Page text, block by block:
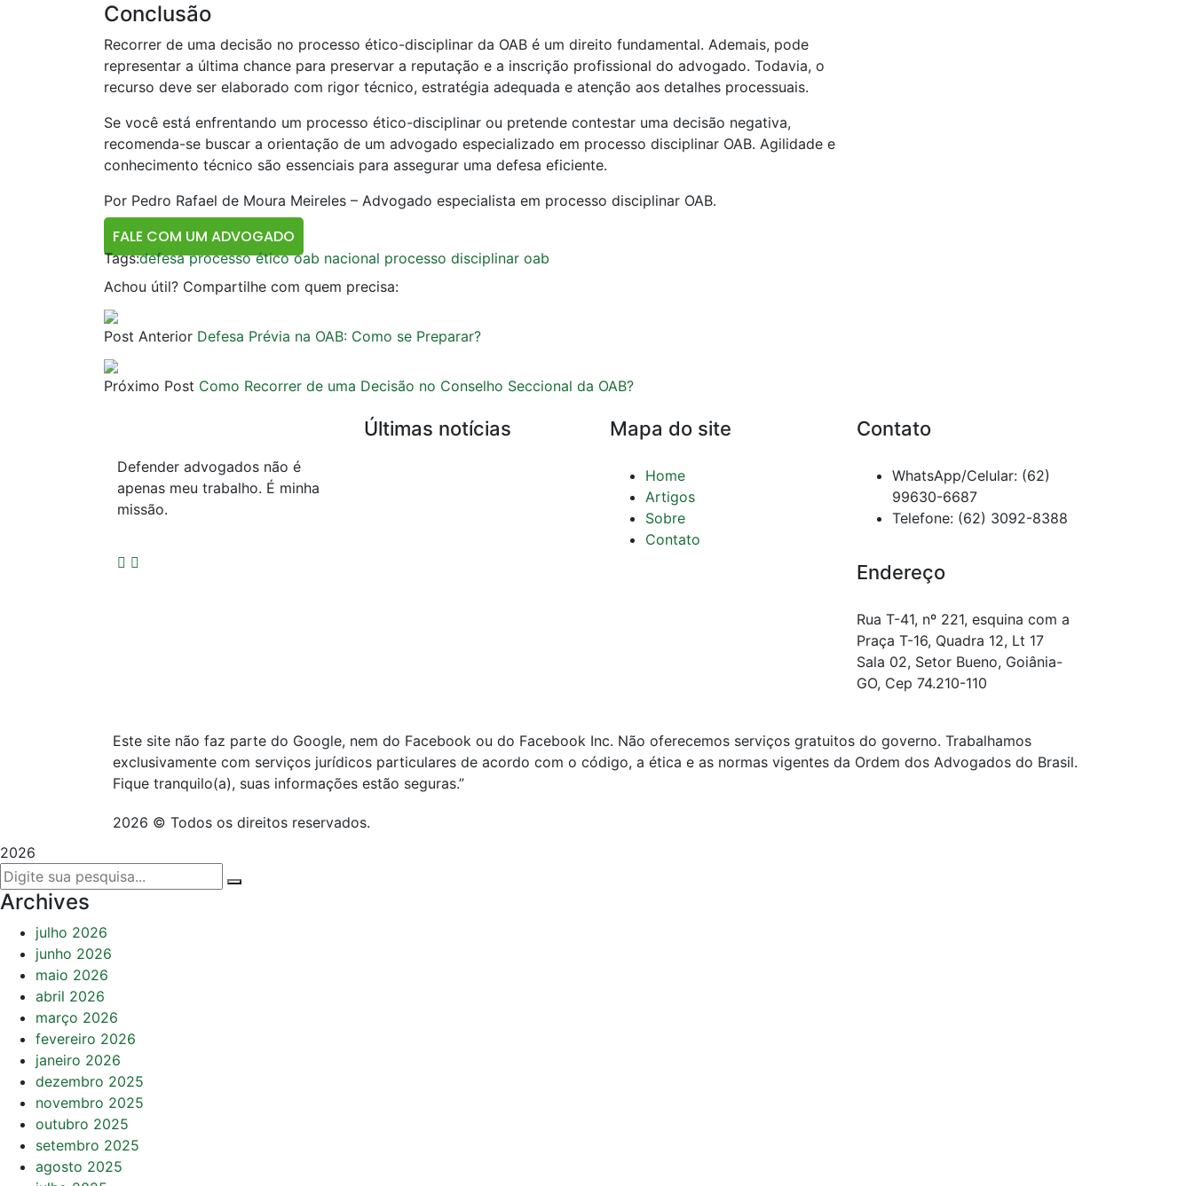
Conclusão
Recorrer de uma decisão no processo ético-disciplinar da OAB é um direito fundamental. Ademais, pode
representar a última chance para preservar a reputação e a inscrição profissional do advogado. Todavia, o
recurso deve ser elaborado com rigor técnico, estratégia adequada e atenção aos detalhes processuais.
Se você está enfrentando um processo ético-disciplinar ou pretende contestar uma decisão negativa,
recomenda-se buscar a orientação de um advogado especializado em processo disciplinar OAB. Agilidade e
conhecimento técnico são essenciais para assegurar uma defesa eficiente.
Por Pedro Rafael de Moura Meireles – Advogado especialista em processo disciplinar OAB.
FALE COM UM ADVOGADO
Tags:defesa processo ético oab nacional processo disciplinar oab
Achou útil? Compartilhe com quem precisa:
Post Anterior Defesa Prévia na OAB: Como se Preparar?
Próximo Post Como Recorrer de uma Decisão no Conselho Seccional da OAB?
Defender advogados não é
apenas meu trabalho. É minha
missão.
Últimas notícias Mapa do site
Home
Artigos
Sobre
Contato
Contato
WhatsApp/Celular: (62)
99630-6687
Telefone: (62) 3092-8388
Endereço
Rua T-41, nº 221, esquina com a
Praça T-16, Quadra 12, Lt 17
Sala 02, Setor Bueno, Goiânia-
GO, Cep 74.210-110
Este site não faz parte do Google, nem do Facebook ou do Facebook Inc. Não oferecemos serviços gratuitos do governo. Trabalhamos
exclusivamente com serviços jurídicos particulares de acordo com o código, a ética e as normas vigentes da Ordem dos Advogados do Brasil.
Fique tranquilo(a), suas informações estão seguras.”
2026 © Todos os direitos reservados.
2026
Archives
julho 2026
junho 2026
maio 2026
abril 2026
março 2026
fevereiro 2026
janeiro 2026
dezembro 2025
novembro 2025
outubro 2025
setembro 2025
agosto 2025